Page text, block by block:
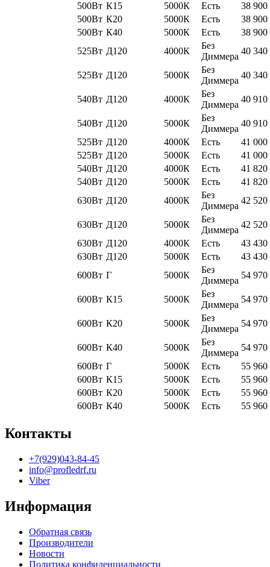
500Вт К15 5000К Есть
38 900
500Вт К20 5000К Есть
38 900
500Вт К40 5000К Есть
38 900
525Вт Д120 4000К
Без
Диммера
40 340
525Вт Д120 5000К
Без
Диммера
40 340
540Вт Д120 4000К
Без
Диммера
40 910
540Вт Д120 5000К
Без
Диммера
40 910
525Вт Д120 4000К Есть
41 000
525Вт Д120 5000К Есть
41 000
540Вт Д120 4000К Есть
41 820
540Вт Д120 5000К Есть
41 820
630Вт Д120 4000К
Без
Диммера
42 520
630Вт Д120 5000К
Без
Диммера
42 520
630Вт Д120 4000К Есть
43 430
630Вт Д120 5000К Есть
43 430
600Вт Г 5000К
Без
Диммера
54 970
600Вт К15 5000К
Без
Диммера
54 970
600Вт К20 5000К
Без
Диммера
54 970
600Вт К40 5000К
Без
Диммера
54 970
600Вт Г 5000К Есть
55 960
600Вт К15 5000К Есть
55 960
600Вт К20 5000К Есть
55 960
600Вт К40 5000К Есть 55 960
Контакты
+7(929)043-84-45
info@profledrf.ru
Viber
Информация
Обратная связь
Производители
Новости
Политика конфиденциальности